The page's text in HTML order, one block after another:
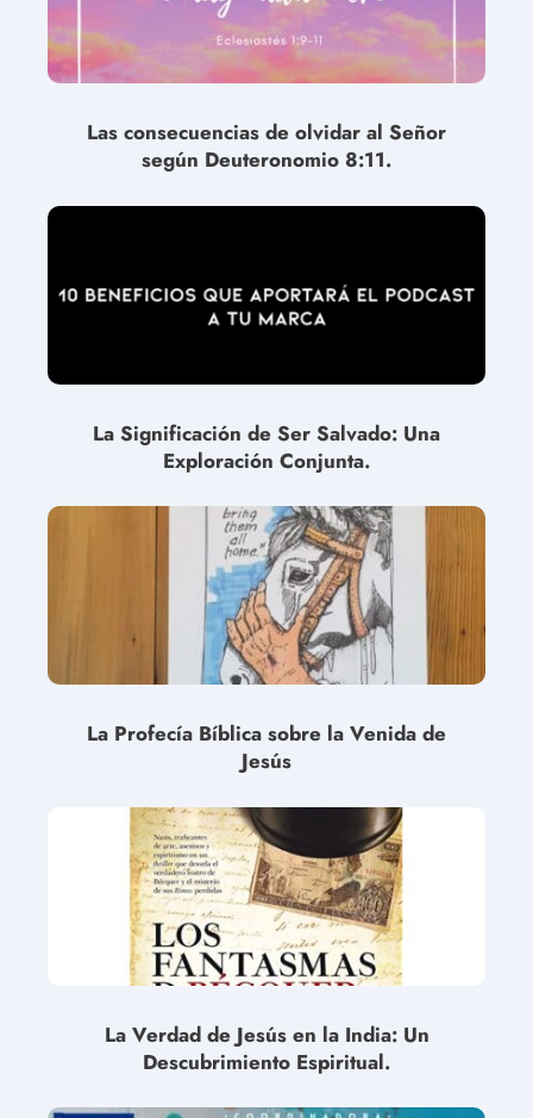
Las consecuencias de olvidar al Señor
según Deuteronomio 8:11.
La Significación de Ser Salvado: Una
Exploración Conjunta.
La Profecía Bíblica sobre la Venida de
Jesús
La Verdad de Jesús en la India: Un
Descubrimiento Espiritual.